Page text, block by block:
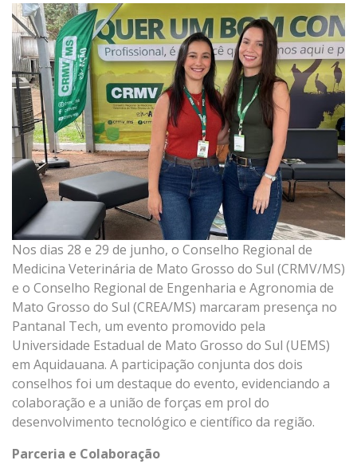
Nos dias 28 e 29 de junho, o Conselho Regional de
Medicina Veterinária de Mato Grosso do Sul (CRMV/MS)
e o Conselho Regional de Engenharia e Agronomia de
Mato Grosso do Sul (CREA/MS) marcaram presença no
Pantanal Tech, um evento promovido pela
Universidade Estadual de Mato Grosso do Sul (UEMS)
em Aquidauana. A participação conjunta dos dois
conselhos foi um destaque do evento, evidenciando a
colaboração e a união de forças em prol do
desenvolvimento tecnológico e científico da região.
Parceria e Colaboração